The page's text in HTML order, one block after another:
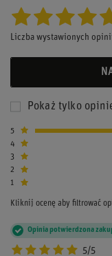
Liczba wystawionych
Pokaż tylko
5
4
3
2
1
Kliknij ocenę aby filtrować
5/5
Opinia potwierdzona